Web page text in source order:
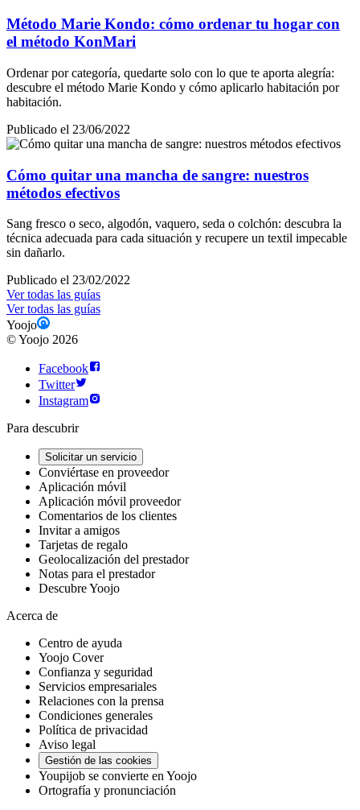
Método Marie Kondo: cómo ordenar tu hogar con
el método KonMari
Ordenar por categoría, quedarte solo con lo que te aporta alegría:
descubre el método Marie Kondo y cómo aplicarlo habitación por
habitación.
Publicado el 23/06/2022
Cómo quitar una mancha de sangre: nuestros
métodos efectivos
Sang fresco o seco, algodón, vaquero, seda o colchón: descubra la
técnica adecuada para cada situación y recupere un textil impecable
sin dañarlo.
Publicado el 23/02/2022
Ver todas las guías
Ver todas las guías
Yoojo
©Yoojo 2026
Facebook
Twitter
Instagram
Para descubrir
Solicitar un servicio
Conviértase en proveedor
Aplicación móvil
Aplicación móvil proveedor
Comentarios de los clientes
Invitar a amigos
Tarjetas de regalo
Geolocalización del prestador
Notas para el prestador
Descubre Yoojo
Acerca de
Centro de ayuda
Yoojo Cover
Confianza y seguridad
Servicios empresariales
Relaciones con la prensa
Condiciones generales
Política de privacidad
Aviso legal
Gestión de las cookies
Youpijob se convierte en Yoojo
Ortografía y pronunciación